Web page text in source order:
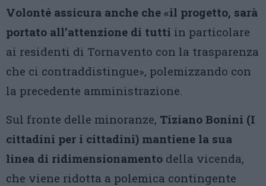
Volonté assicura anche che «il progetto, sarà
portato all’attenzione di tutti in particolare
ai residenti di Tornavento con la trasparenza
che ci contraddistingue», polemizzando con
la precedente amministrazione.
Sul fronte delle minoranze, Tiziano Bonini (I
cittadini per i cittadini) mantiene la sua
linea di ridimensionamento della vicenda,
che viene ridotta a polemica contingente